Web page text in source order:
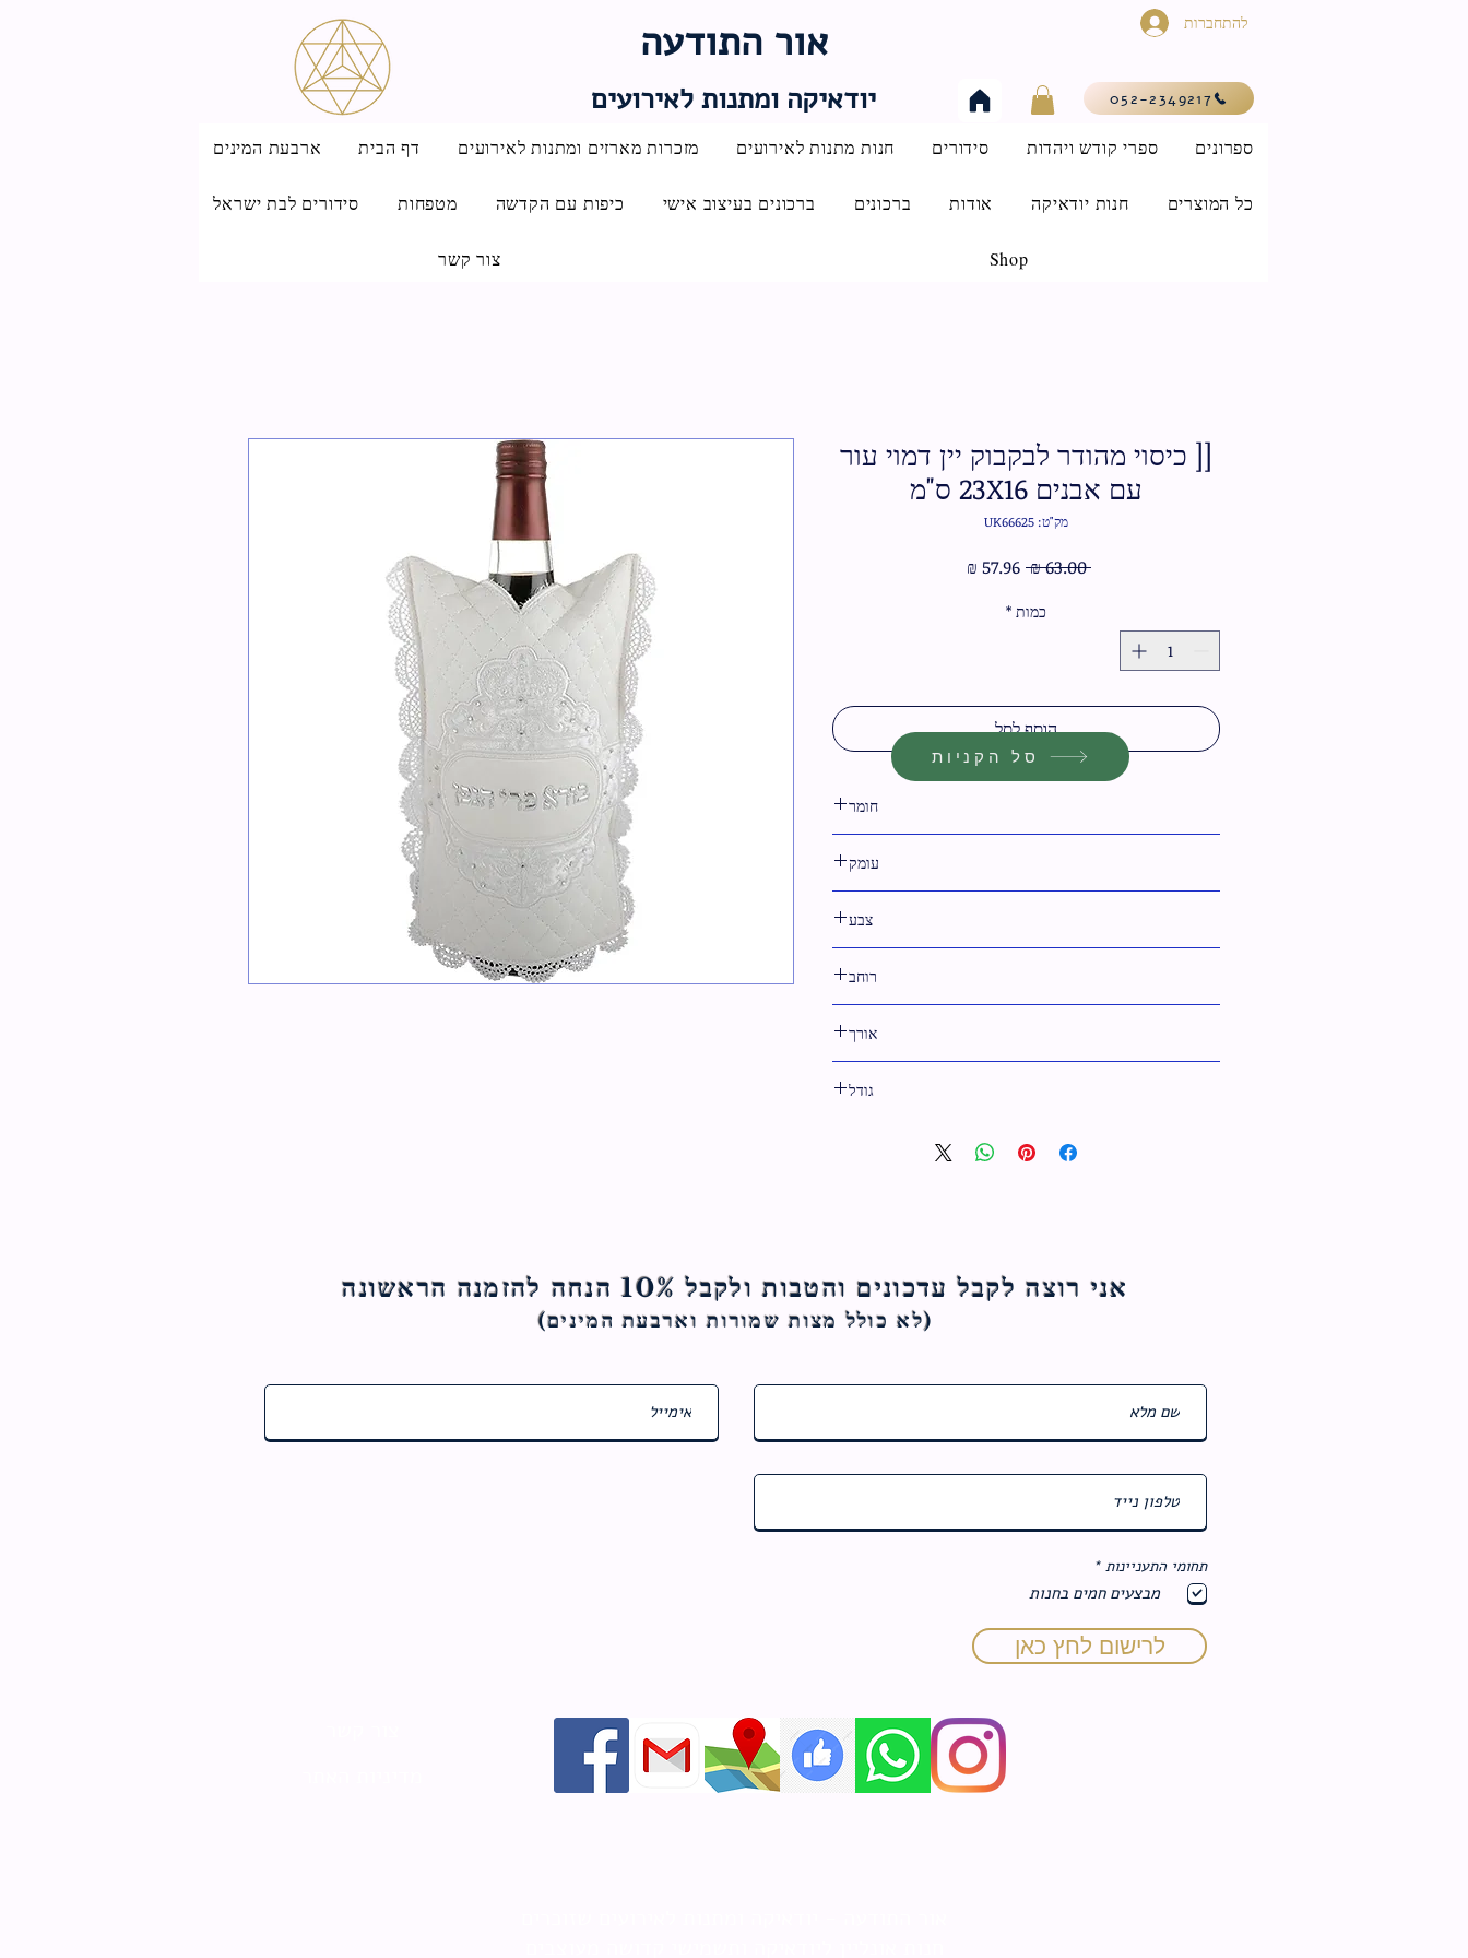
אור התודעה
יודאיקה ומתנות לאירועים
להתחברות
052-2349217
ארבעת המינים דף הבית מזכרות מארזים ומתנות לאירועים חנות מתנות לאירועים סידורים ספרי קודש ויהדות ספרונים
סידורים לבת ישראל מטפחות כיפות עם הקדשה ברכונים בעיצוב אישי ברכונים אודות חנות יודאיקה כל המוצרים
צור קשר Shop
[[ כיסוי מהודר לבקבוק יין דמוי עור
עם אבנים 23X16 ס"מ
מק"ט: UK66625
‏63.00 ‏₪
מחיר
כמות *
הוסף לסל
חומר
עומק
צבע
רוחב
אורך
גודל
סל הקניות
אני רוצה לקבל עדכונים והטבות ולקבל 10% הנחה להזמנה הראשונה
(לא כולל מצות שמורות וארבעת המינים)
תחומי התעניינות *
ב
מבצעים חמים בחנות
לרישום לחץ כאן